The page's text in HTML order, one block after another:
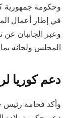
وحكومة جمهورية
وعبر الجانبان عن
المجلس ولجانه بما
دعم كوريا
وأكد فخامة رئيس